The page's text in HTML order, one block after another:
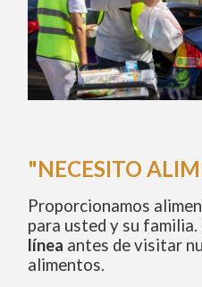
"NECESITO
Proporcionamos
para usted y su familia.
línea antes de visitar
alimentos.